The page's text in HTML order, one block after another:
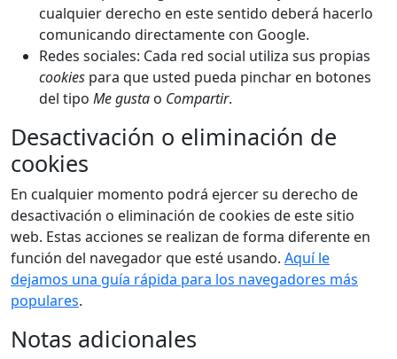
cualquier derecho en este sentido deberá hacerlo
comunicando directamente con Google.
Redes sociales: Cada red social utiliza sus propias
cookies para que usted pueda pinchar en botones
del tipo Me gusta o Compartir.
Desactivación o eliminación de
cookies
En cualquier momento podrá ejercer su derecho de
desactivación o eliminación de cookies de este sitio
web. Estas acciones se realizan de forma diferente en
función del navegador que esté usando. Aquí le
dejamos una guía rápida para los navegadores más
populares.
Notas adicionales